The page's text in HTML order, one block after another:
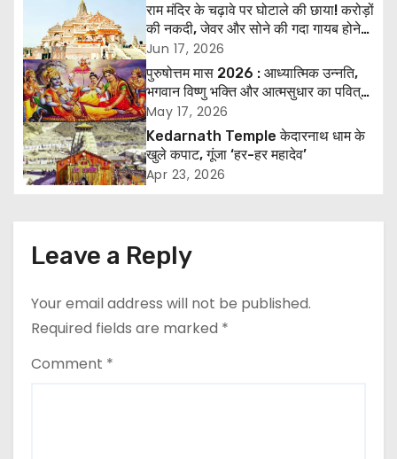
v
i
g
a
n
राम मंदिर के चढ़ावे पर घोटाले की छाया! करोड़ों
की नकदी, जेवर और सोने की गदा गायब होने
के आरोप, SIT जांच शुरू
Jun 17, 2026
पुरुषोत्तम मास 2026 : आध्यात्मिक उन्नति,
भगवान विष्णु भक्ति और आत्मसुधार का पवित्र
अवसर
May 17, 2026
Kedarnath Temple केदारनाथ धाम के
खुले कपाट, गूंजा ‘हर-हर महादेव’
Apr 23, 2026
Leave a Reply
Your email address will not be published.
Required fields are marked *
Comment *